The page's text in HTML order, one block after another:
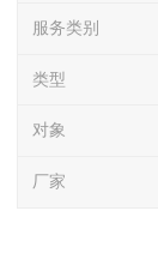
服务类别
类型
对象
厂家